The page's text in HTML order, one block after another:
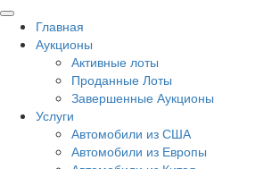
Главная
Аукционы
Активные лоты
Проданные Лоты
Завершенные Аукционы
Услуги
Автомобили из США
Автомобили из Европы